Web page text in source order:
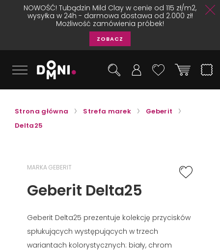
NOWOŚĆ! Tubądzin Mild Clay w cenie od 115 zł/m2,
wysyłka w 24h - darmowa dostawa od 2.000 zł!
Możliwość zamówienia próbek!
ZOBACZ
Strona główna Strefa marek
Geberit
Delta25
MARKA GEBERIT
Geberit Delta25
Geberit Delta25 prezentuje kolekcję przycisków
spłukujących występujących w trzech
wariantach kolorystycznych: biały, chrom